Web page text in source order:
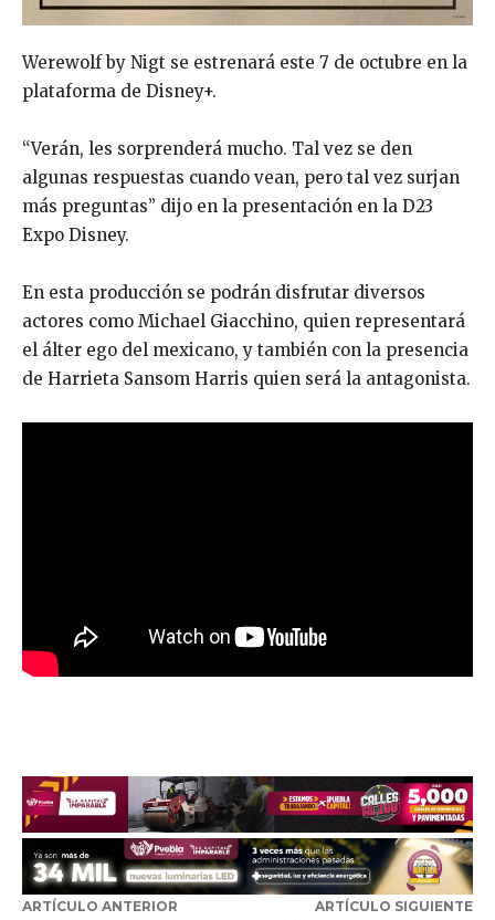
Werewolf by Nigt se estrenará este 7 de octubre en la
plataforma de Disney+.
“Verán, les sorprenderá mucho. Tal vez se den
algunas respuestas cuando vean, pero tal vez surjan
más preguntas” dijo en la presentación en la D23
Expo Disney.
En esta producción se podrán disfrutar diversos
actores como Michael Giacchino, quien representará
el álter ego del mexicano, y también con la presencia
de Harrieta Sansom Harris quien será la antagonista.
ARTÍCULO ANTERIOR ARTÍCULO SIGUIENTE